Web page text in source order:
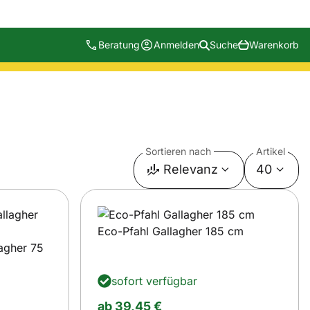
Beratung Anmelden Suche Warenkorb
Sortieren nach
Relevanz
Artikel
40
75
Eco-Pfahl Gallagher 185 cm
sofort verfügbar
ab:
ab 39,45€